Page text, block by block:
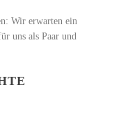
Wir erwarten ein
uns als Paar und